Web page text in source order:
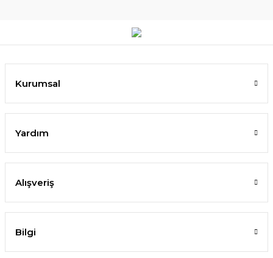
Kurumsal
Yardım
Alışveriş
Bilgi